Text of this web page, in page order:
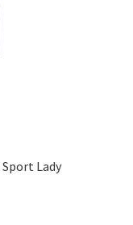
Lady